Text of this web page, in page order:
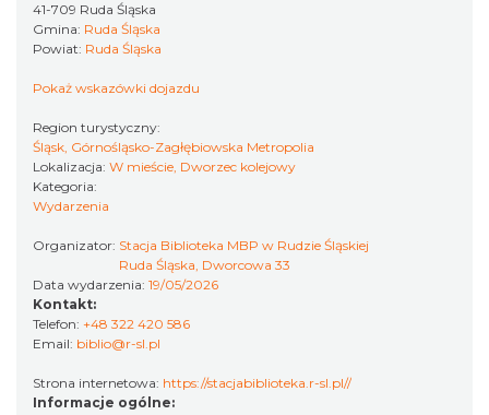
Myslovitz - Sentymentalny powrót do lat
2000
Katowice
41-709 Ruda Śląska
Gmina: Ruda Śląska
Powiat: Ruda Śląska
Pokaż wskazówki dojazdu
Region turystyczny:
Śląsk, Górnośląsko-Zagłębiowska Metropolia
Lokalizacja: W mieście, Dworzec kolejowy
Kategoria:
Wydarzenia
Organizator: Stacja Biblioteka MBP w Rudzie Śląskiej
Ruda Śląska, Dworcowa 33
Data wydarzenia: 19/05/2026
Kontakt:
Telefon: +48 322 420 586
Email: biblio@r-sl.pl
Strona internetowa: https://stacjabiblioteka.r-sl.pl//
Informacje ogólne: